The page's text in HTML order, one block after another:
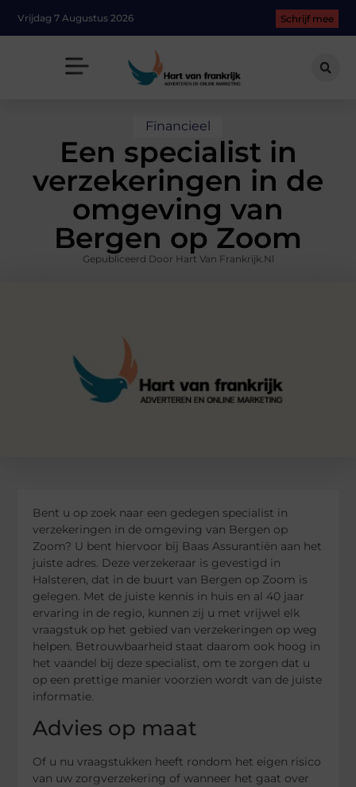
Vrijdag 7 Augustus 2026 Schrijf mee
Financieel
Een specialist in
verzekeringen in de
omgeving van
Bergen op Zoom
Gepubliceerd Door Hart Van Frankrijk.nl
Bent u op zoek naar een gedegen specialist in
verzekeringen in de omgeving van Bergen op
Zoom? U bent hiervoor bij Baas Assurantiën aan het
juiste adres. Deze verzekeraar is gevestigd in
Halsteren, dat in de buurt van Bergen op Zoom is
gelegen. Met de juiste kennis in huis en al 40 jaar
ervaring in de regio, kunnen zij u met vrijwel elk
vraagstuk op het gebied van verzekeringen op weg
helpen. Betrouwbaarheid staat daarom ook hoog in
het vaandel bij deze specialist, om te zorgen dat u
op een prettige manier voorzien wordt van de juiste
informatie.
Advies op maat
Of u nu vraagstukken heeft rondom het eigen risico
van uw zorgverzekering of wanneer het gaat over